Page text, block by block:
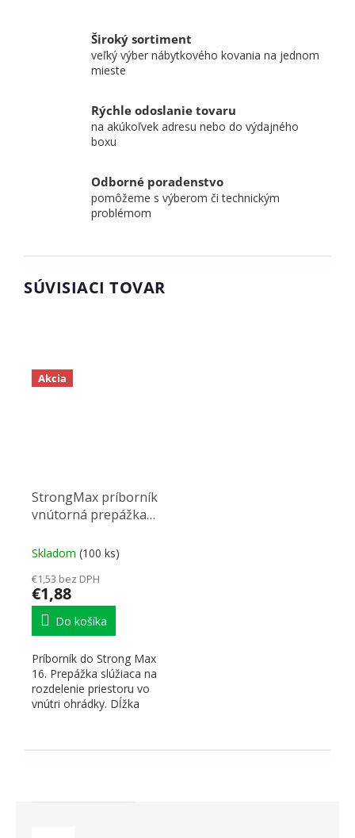
Široký sortiment
veľký výber nábytkového kovania na jednom
mieste
Rýchle odoslanie tovaru
na akúkoľvek adresu nebo do výdajného
boxu
Odborné poradenstvo
pomôžeme s výberom či technickým
problémom
SÚVISIACI TOVAR
Akcia
StrongMax príborník
vnútorná prepážka
Skladom (100 ks)
€1,53 bez DPH
€1,88
Do košíka
Príborník do Strong Max
16. Prepážka slúžiaca na
rozdelenie priestoru vo
vnútri ohrádky. Dĺžka